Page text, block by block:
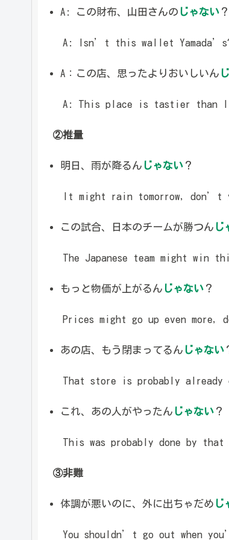
A: この財布、山田さんの じゃない
A: Isn’t this wallet
A：この店、思ったよりおいしいん
A: This place is tastier than
②推量
明日、雨が降るん じゃない ？
It might rain tomorrow, don’t
この試合、日本のチームが勝つん じ
The Japanese team might win
もっと物価が上がるん じゃない ？
Prices might go up even more,
あの店、もう閉まってるん じゃない
That store is probably already
これ、あの人がやったん じゃない ？
This was probably done by
③非難
体調が悪いのに、外に出ちゃだめ じ
You shouldn’t go out when